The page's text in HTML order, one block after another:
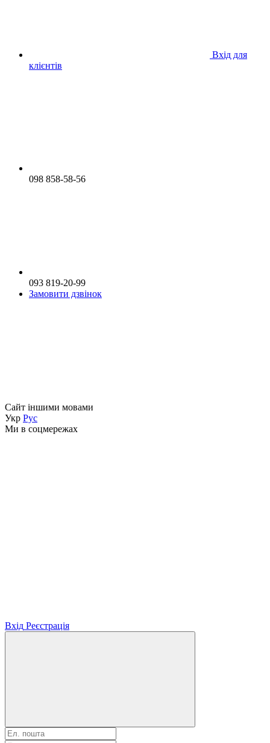
Вхід для
клієнтів
098 858-58-56
093 819-20-99
Замовити дзвінок
Сайт іншими мовами
Укр Рус
Ми в соцмережах
Вхід Реєстрація